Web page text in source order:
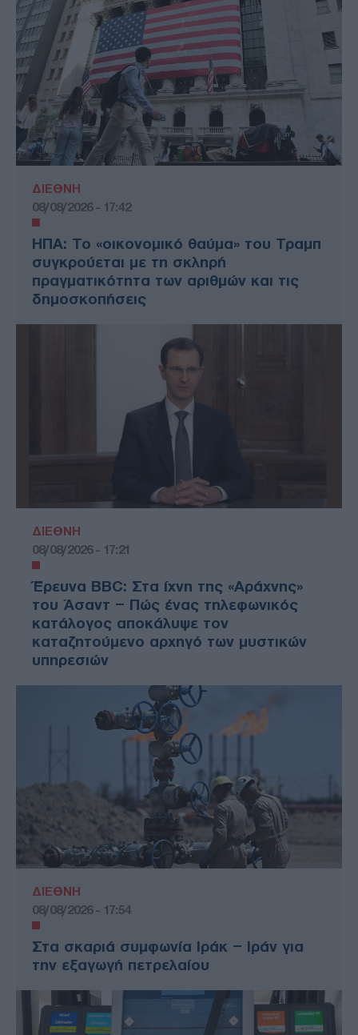
ΔΙΕΘΝΗ
08/08/2026 - 17:42
ΗΠΑ: Το «οικονομικό θαύμα» του Τραμπ
συγκρούεται με τη σκληρή
πραγματικότητα των αριθμών και τις
δημοσκοπήσεις
ΔΙΕΘΝΗ
08/08/2026 - 17:21
Έρευνα BBC: Στα ίχνη της «Αράχνης»
του Άσαντ – Πώς ένας τηλεφωνικός
κατάλογος αποκάλυψε τον
καταζητούμενο αρχηγό των μυστικών
υπηρεσιών
ΔΙΕΘΝΗ
08/08/2026 - 17:54
Στα σκαριά συμφωνία Ιράκ – Ιράν για
την εξαγωγή πετρελαίου